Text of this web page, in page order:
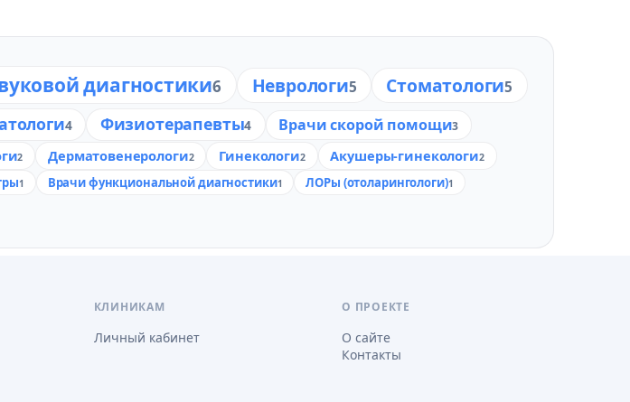
диагностики6 Неврологи5 Стоматологи5
4 Физиотерапевты4 Врачи скорой помощи3
2 Дерматовенерологи2 Гинекологи2 Акушеры-гинекологи2
1 Врачи функциональной диагностики1 ЛОРы (отоларингологи)1
КЛИНИКАМ
Личный кабинет
О ПРОЕКТЕ
О сайте
Контакты